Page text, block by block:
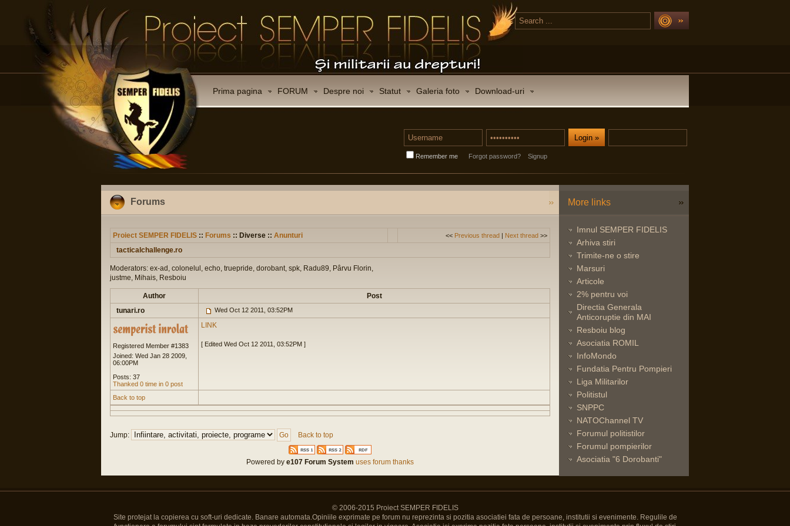
Prima pagina FORUM Despre noi Statut Galeria foto Download-uri
Remember me Forgot password? Signup
Forums
Proiect SEMPER FIDELIS :: Forums :: Diverse :: Anunturi << Previous thread | Next thread >>
tacticalchallenge.ro
Moderators: ex-ad, colonelul, echo, truepride, dorobant, spk, Radu89, Pârvu Florin,
justme, Mihais, Resboiu
Author
Post
tunari.ro
Wed Oct 12 2011, 03:52PM
Registered Member #1383
Joined: Wed Jan 28 2009,
06:00PM
Posts: 37
Thanked 0 time in 0 post
LINK
[ Edited Wed Oct 12 2011, 03:52PM ]
Back to top
Jump: Back to top
Powered by e107 Forum System uses forum thanks
More links
Imnul SEMPER FIDELIS
Arhiva stiri
Trimite-ne o stire
Marsuri
Articole
2% pentru voi
Directia Generala
Anticoruptie din MAI
Resboiu blog
Asociatia ROMIL
InfoMondo
Fundatia Pentru Pompieri
Liga Militarilor
Politistul
SNPPC
NATOChannel TV
Forumul politistilor
Forumul pompierilor
Asociatia "6 Dorobanti"
© 2006-2015 Proiect SEMPER FIDELIS
Site protejat la copierea cu soft-uri dedicate. Banare automata.Opiniile exprimate pe forum nu reprezinta si pozitia asociatiei fata de persoane, institutii si evenimente. Regulile de